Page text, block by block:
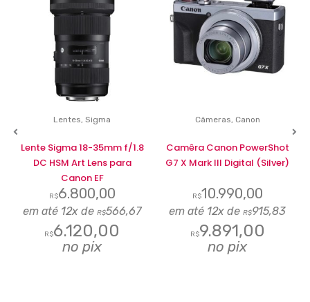
Lentes,Sigma
Lente Sigma 18-35mm f/1.8
DC HSM Art Lens para
Canon EF
R$6.800,00
em até 12x deR$566,67
R$6.120,00
no pix
Câmeras, Canon
Camêra Canon PowerShot
G7 X Mark III Digital (Silver)
R$10.990,00
em até 12x deR$915,83
R$9.891,00
no pix